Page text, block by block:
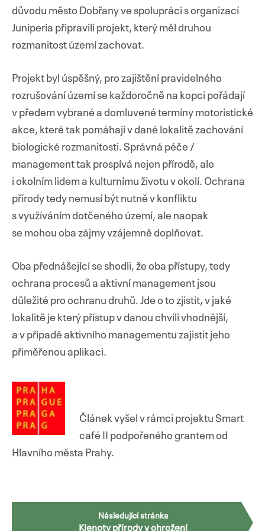
důvodu město Dobřany ve spolupráci s organizací
Juniperia připravili projekt, který měl druhou
rozmanitost území zachovat.
Projekt byl úspěšný, pro zajištění pravidelného
rozrušování území se každoročně na kopci pořádají
v předem vybrané a domluvené termíny motoristické
akce, které tak pomáhají v dané lokalitě zachování
biologické rozmanitosti. Správná péče /
management tak prospívá nejen přírodě, ale
i okolním lidem a kulturnímu životu v okolí. Ochrana
přírody tedy nemusí být nutně v konfliktu
s využíváním dotčeného území, ale naopak
se mohou oba zájmy vzájemně doplňovat.
Oba přednášející se shodli, že oba přístupy, tedy
ochrana procesů a aktivní management jsou
důležité pro ochranu druhů. Jde o to zjistit, v jaké
lokalitě je který přístup v danou chvíli vhodnější,
a v případě aktivního managementu zajistit jeho
přiměřenou aplikaci.
Článek vyšel v rámci projektu Smart
café II podpořeného grantem od
Hlavního města Prahy.
NavigaceNásledující stránka
Klenoty přírody v ohrožení